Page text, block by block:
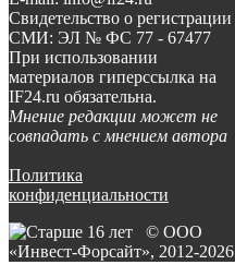
Свидетельство о регистрации
СМИ: ЭЛ № ФС 77 - 67477
При использовании
материалов гиперссылка на
IF24.ru обязательна.
Мнение редакции может не
совпадать с мнением автора
Политика
конфиденциальности
© ООО
«Инвест-Форсайт», 2012-2026